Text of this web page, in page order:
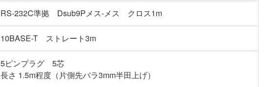
RS-232C準拠 Dsub9Pメス-メス クロス1m
10BASE-T ストレート3m
5ピンプラグ 5芯
長さ 1.5m程度（片側先バラ3mm半田上げ）